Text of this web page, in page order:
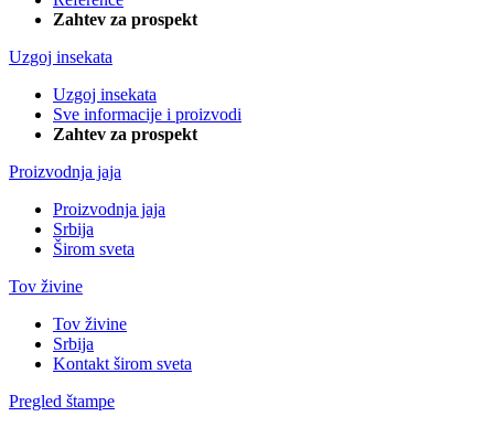
Zahtev za prospekt
Uzgoj insekata
Uzgoj insekata
Sve informacije i proizvodi
Zahtev za prospekt
Proizvodnja jaja
Proizvodnja jaja
Srbija
Širom sveta
Tov živine
Tov živine
Srbija
Kontakt širom sveta
Pregled štampe